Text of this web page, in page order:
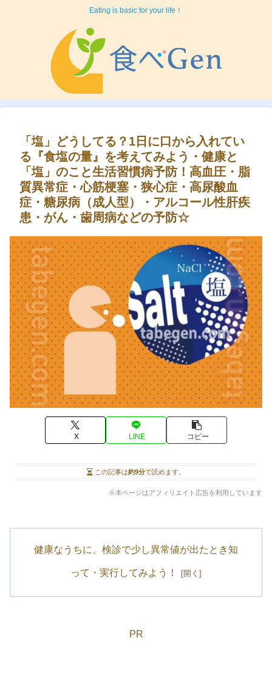
Eating is basic for your life！
「塩」どうしてる？1日に口から入れてい
る『食塩の量』を考えてみよう・健康と
「塩」のこと生活習慣病予防！高血圧・脂
質異常症・心筋梗塞・狭心症・高尿酸血
症・糖尿病（成人型）・アルコール性肝疾
患・がん・歯周病などの予防☆
X LINE コピー
この記事は約9分で読めます。
※本ページはアフィリエイト広告を利用しています
健康なうちに、検診で少し異常値が出たとき知
って・実行してみよう！
PR